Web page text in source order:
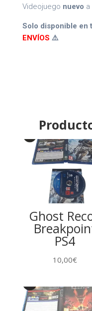
Videojuego nuevo
Solo disponible en
ENVÍOS ⚠️
Ghost
PS4
10,00€